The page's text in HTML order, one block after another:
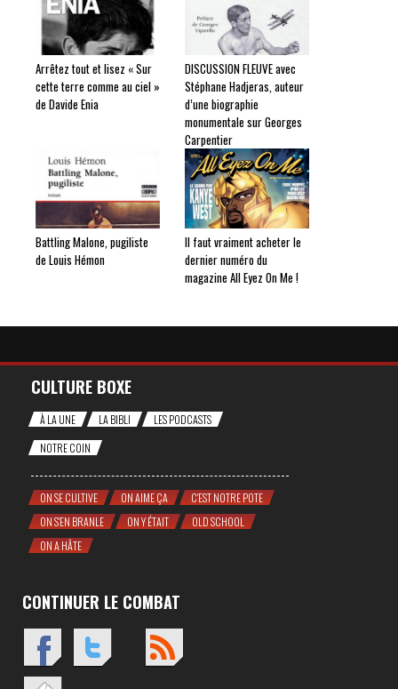
Arrêtez tout et lisez « Sur
cette terre comme au ciel »
de Davide Enia
DISCUSSION FLEUVE avec
Stéphane Hadjeras, auteur
d’une biographie
monumentale sur Georges
Carpentier
Battling Malone, pugiliste
de Louis Hémon
Il faut vraiment acheter le
dernier numéro du
magazine All Eyez On Me !
CULTURE BOXE
À LA UNE LA BIBLI
LES PODCASTS
NOTRE COIN
ON SE CULTIVE ON AIME ÇA
C'EST NOTRE POTE
ON S'EN BRANLE
ON Y ÉTAIT
OLD SCHOOL
ON A HÂTE
CONTINUER LE COMBAT